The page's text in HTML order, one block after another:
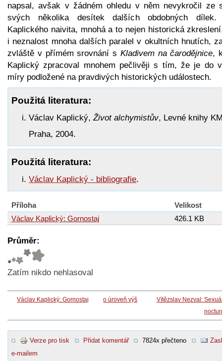
napsal, avšak v žádném ohledu v něm nevykročil ze
svých několika desítek dalších obdobných dílek.
Kaplického naivita, mnohá a to nejen historická
i neznalost mnoha dalších paralel v okultních hnutích,
zvláště v přímém srovnání s Kladivem na čarodějnice,
Kaplický zpracoval mnohem pečlivěji s tím, že je do
míry podložené na pravdivých historických událostech.
Použitá literatura:
Václav Kaplický, Život alchymistův, Levné knihy
Praha, 2004.
Použitá literatura:
Václav Kaplický - bibliografie.
Příloha
Velikost
Václav Kaplický: Gornostaj
426.1 KB
Průměr:
Zatím nikdo nehlasoval
Václav Kaplický: Gornostaj o úroveň výš
Vítězslav Nezval:
Verze pro tisk Přidat komentář 7824x přečteno
e-mailem